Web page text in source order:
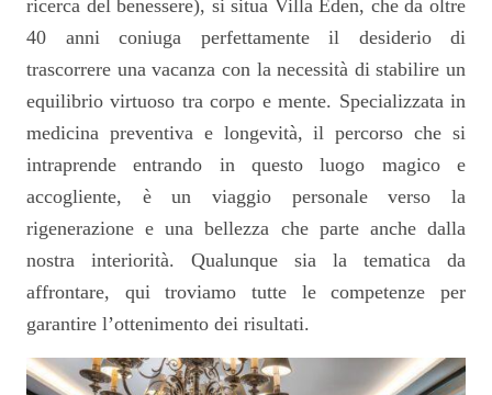
ricerca del benessere), si situa Villa Eden, che da oltre
40 anni coniuga perfettamente il desiderio di
trascorrere una vacanza con la necessità di stabilire un
equilibrio virtuoso tra corpo e mente. Specializzata in
medicina preventiva e longevità, il percorso che si
intraprende entrando in questo luogo magico e
accogliente, è un viaggio personale verso la
rigenerazione e una bellezza che parte anche dalla
nostra interiorità. Qualunque sia la tematica da
affrontare, qui troviamo tutte le competenze per
garantire l’ottenimento dei risultati.